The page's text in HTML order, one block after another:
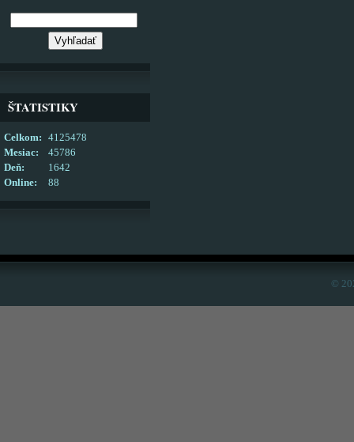
ŠTATISTIKY
Online: 88
Celkom:
4125478
Mesiac:
45786
Deň:
1642
©